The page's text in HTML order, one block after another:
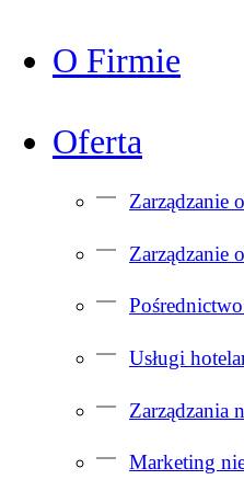
O Firmie
Oferta
Zarządzanie
Zarządzanie
Usługi
Zarządzania
Marketing